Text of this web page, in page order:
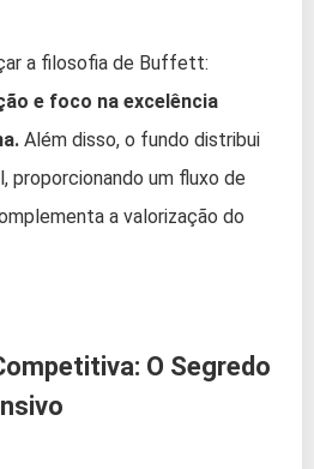
a filosofia de Buffett:
e foco na excelência
Além disso, o fundo distribui
proporcionando um fluxo de
a valorização do
O Segredo